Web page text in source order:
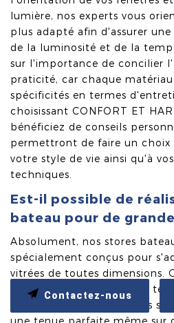
lumière, nos experts vous
plus adapté afin d'assurer
de la luminosité et de la
sur l'importance de concilier
praticité, car chaque matériau
spécificités en termes
choisissant CONFORT ET
bénéficiez de conseils
permettront de faire un choix
votre style de vie ainsi qu'à
techniques.
Est-il possible de
bateau pour de
Absolument, nos stores
spécialement conçus pour
vitrées de toutes dimensions.
mesures rigoureuse et des
avancées, nous offrons des
une tenue parfaite même sur
Contactez-nous